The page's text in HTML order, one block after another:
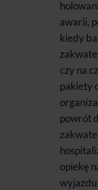
awarii,
kiedy
czy na
pakiety
powrót
opiekę
wyjazdu